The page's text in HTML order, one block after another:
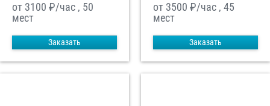
от 3100 ₽/час , 50
мест
Заказать
от 3500 ₽/час , 45
мест
Заказать